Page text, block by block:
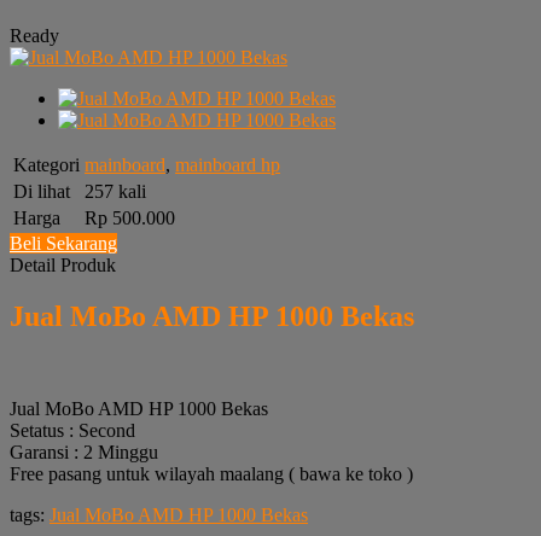
Ready
Kategori mainboard, mainboard hp
Di lihat
257 kali
Harga
Rp 500.000
Beli Sekarang
Detail Produk
Jual MoBo AMD HP 1000 Bekas
Jual MoBo AMD HP 1000 Bekas
Setatus : Second
Garansi : 2 Minggu
Free pasang untuk wilayah maalang ( bawa ke toko )
tags: Jual MoBo AMD HP 1000 Bekas